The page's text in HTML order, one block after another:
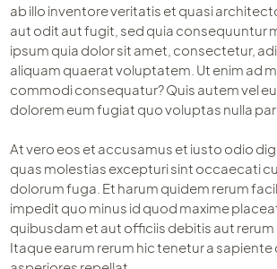
ab illo inventore veritatis et quasi
aut odit aut fugit, sed quia consequuntur
ipsum quia dolor sit amet, consectetur,
aliquam quaerat voluptatem. Ut enim ad
commodi consequatur? Quis autem vel
dolorem eum fugiat quo voluptas nulla
At vero eos et accusamus et iusto odio
quas molestias excepturi sint occaecati
dolorum fuga. Et harum quidem rerum
impedit quo minus id quod maxime
quibusdam et aut officiis debitis aut
Itaque earum rerum hic tenetur a